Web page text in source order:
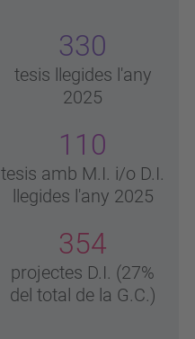
330
tesis llegides l'any
2025
110
tesis amb M.I. i/o D.I.
llegides l'any 2025
354
projectes D.I. (27%
del total de la G.C.)